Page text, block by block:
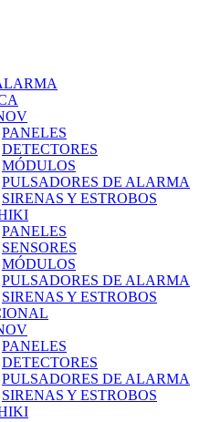
PANELES
DETECTORES
MÓDULOS
PULSADORES DE ALARMA
SIRENAS Y ESTROBOS
PANELES
SENSORES
MÓDULOS
PULSADORES DE ALARMA
SIRENAS Y ESTROBOS
PANELES
DETECTORES
PULSADORES DE ALARMA
SIRENAS Y ESTROBOS